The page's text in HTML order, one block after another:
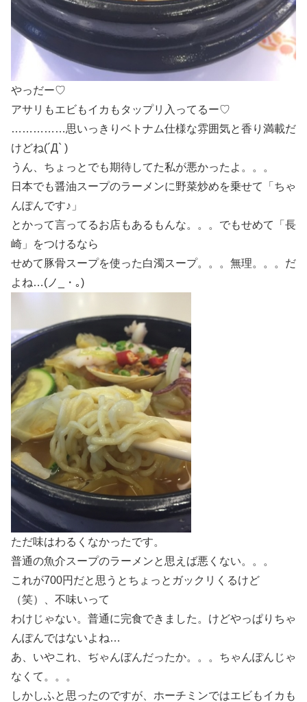
やっだー♡
アサリもエビもイカもタップリ入ってるー♡
……………思いっきりベトナム仕様な雰囲気と香り満載だ
けどね(´Д` )
うん、ちょっとでも期待してた私が悪かったよ。。。
日本でも醤油スープのラーメンに野菜炒めを乗せて「ちゃ
んぽんです♪」
とかって言ってるお店もあるもんな。。。でもせめて「長
崎」をつけるなら
せめて豚骨スープを使った白濁スープ。。。無理。。。だ
よね…(ノ_・｡)
ただ味はわるくなかったです。
普通の魚介スープのラーメンと思えば悪くない。。。
これが700円だと思うとちょっとガックリくるけど
（笑）、不味いって
わけじゃない。普通に完食できました。けどやっぱりちゃ
んぽんではないよね…
あ、いやこれ、ぢゃんぼんだったか。。。ちゃんぽんじゃ
なくて。。。
しかしふと思ったのですが、ホーチミンではエビもイカも